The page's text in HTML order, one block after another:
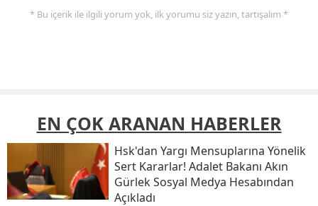
* Bu içerik ile ilgili yorum yok, ilk yorumu siz yazın, tartışalım *
EN ÇOK ARANAN HABERLER
Hsk'dan Yargı Mensuplarına Yönelik
Sert Kararlar! Adalet Bakanı Akın
Gürlek Sosyal Medya Hesabından
Açıkladı